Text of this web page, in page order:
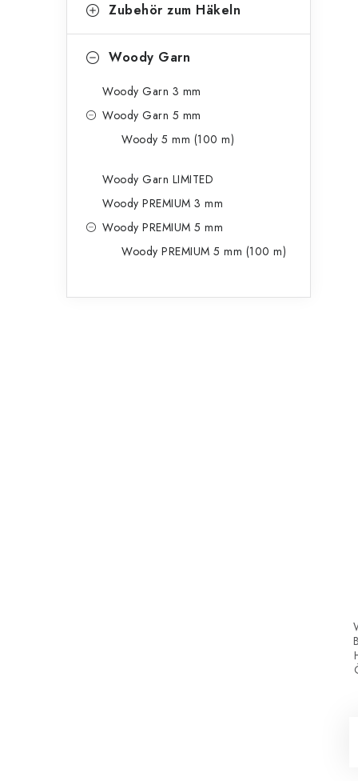
Zubehör zum Häkeln
Woody Garn
Woody Garn 3 mm
Woody Garn 5 mm
Woody 5 mm (100 m)
Woody Garn LIMITED
Woody PREMIUM 3 mm
Woody PREMIUM 5 mm
Woody PREMIUM 5 mm (100 m)